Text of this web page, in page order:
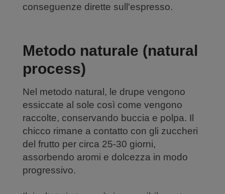
conseguenze dirette sull'espresso.
Metodo naturale (natural
process)
Nel metodo natural, le drupe vengono
essiccate al sole così come vengono
raccolte, conservando buccia e polpa. Il
chicco rimane a contatto con gli zuccheri
del frutto per circa 25-30 giorni,
assorbendo aromi e dolcezza in modo
progressivo.